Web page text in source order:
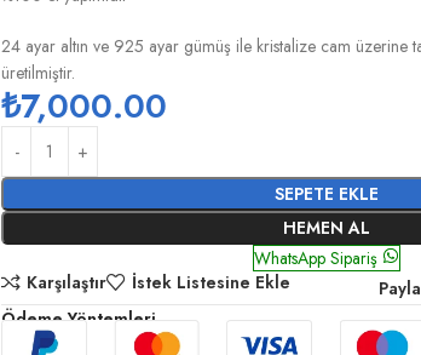
24 ayar altın ve 925 ayar gümüş ile kristalize cam üzerine
üretilmiştir.
₺7,000.00
SEPETE EKLE
HEMEN AL
WhatsApp Sipariş
Karşılaştır
İstek Listesine Ekle
Ödeme Yöntemleri